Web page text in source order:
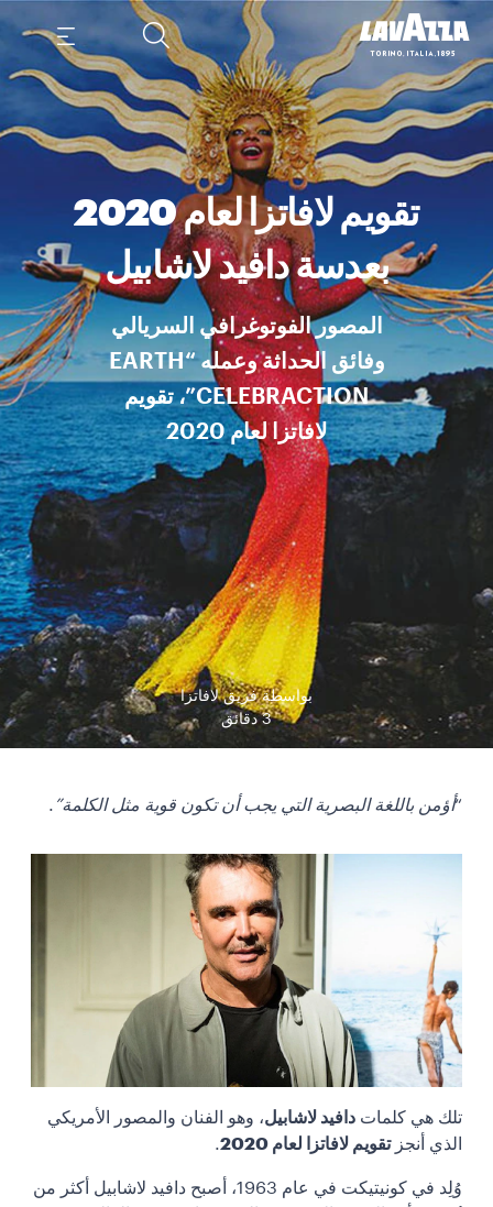
تقويم لافاتزا لعام 2020
بعدسة دافيد لاشابيل
المصور الفوتوغرافي السريالي
وفائق الحداثة وعمله “EARTH
CELEBRACTION”، تقويم
لافاتزا لعام 2020
بواسطة فريق لافاتزا
3 دقائق
“أؤمن باللغة البصرية التي يجب أن تكون قوية مثل الكلمة” .
تلك هي كلمات دافيد لاشابيل، وهو الفنان والمصور الأمريكي
الذي أنجزتقويم لافاتزا لعام 2020 .
وُلِد في كونيتيكت في عام 1963، أصبح دافيد لاشابيل أكثر من